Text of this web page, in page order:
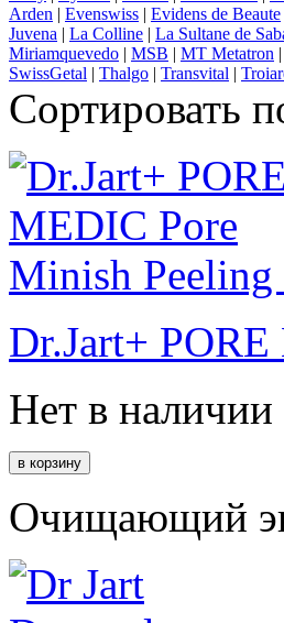
Arden | Evenswiss | Evidens de Beaute
Juvena | La Colline | La Sultane de
Miriamquevedo | MSB | MT Metatron |
SwissGetal | Thalgo | Transvital |
Сортировать
Dr.Jart+
Нет в наличии
Очищающий